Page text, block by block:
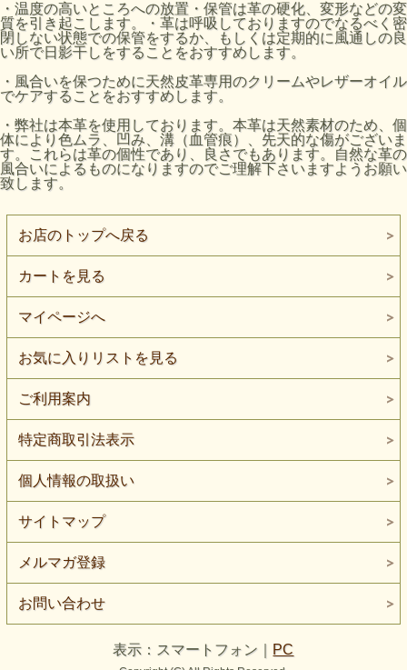
・温度の高いところへの放置・保管は革の硬化、変形などの変
質を引き起こします。・革は呼吸しておりますのでなるべく密
閉しない状態での保管をするか、もしくは定期的に風通しの良
い所で日影干しをすることをおすすめします。
・風合いを保つために天然皮革専用のクリームやレザーオイル
でケアすることをおすすめします。
・弊社は本革を使用しております。本革は天然素材のため、個
体により色ムラ、凹み、溝（血管痕）、先天的な傷がございま
す。これらは革の個性であり、良さでもあります。自然な革の
風合いによるものになりますのでご理解下さいますようお願い
致します。
お店のトップへ戻る
カートを見る
マイページへ
お気に入りリストを見る
ご利用案内
特定商取引法表示
個人情報の取扱い
サイトマップ
メルマガ登録
お問い合わせ
表示：スマートフォン｜ PC